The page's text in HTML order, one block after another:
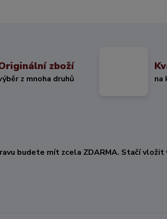
zboží
z mnoha druhů na
budete mít zcela ZDARMA. Stačí